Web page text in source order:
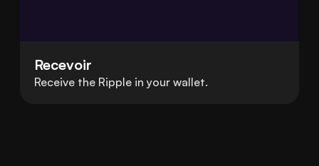
Recevoir
Receive the Ripple in your wallet.